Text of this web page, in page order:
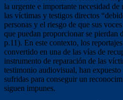
la urgente e importante necesidad
las víctimas y testigos directos
personas y el riesgo de que sus
que puedan proporcionar se
p.11). En este contexto, los
convertido en una de las vías de
instrumento de reparación de las
testimonio audiovisual, han
sufridas para conseguir un
siguen impunes.